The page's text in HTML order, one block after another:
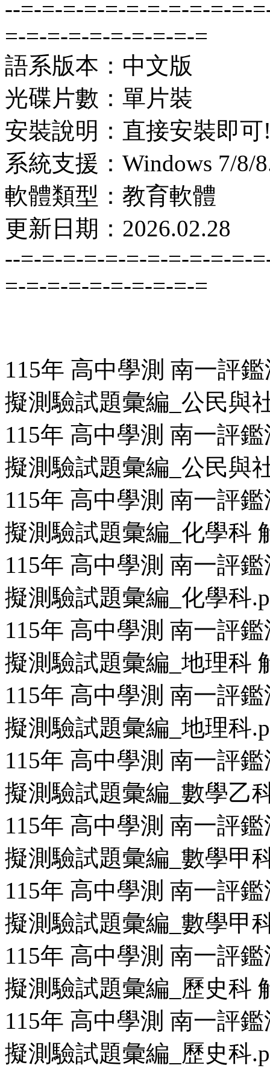
--=-=-=-=-=-=-=-=-=-=-=-
=-=-=-=-=-=-=-=-=-=
語系版本：中文版
光碟片數：單片裝
安裝說明：直接安裝即可
系統支援：Windows 7/8/
軟體類型：教育軟體
更新日期：2026.02.28
--=-=-=-=-=-=-=-=-=-=-=-
=-=-=-=-=-=-=-=-=-=
115年 高中學測 南一評
擬測驗試題彙編_公民與
115年 高中學測 南一評
擬測驗試題彙編_公民與
115年 高中學測 南一評
擬測驗試題彙編_化學科
115年 高中學測 南一評
擬測驗試題彙編_化學科
115年 高中學測 南一評
擬測驗試題彙編_地理科
115年 高中學測 南一評
擬測驗試題彙編_地理科
115年 高中學測 南一評
擬測驗試題彙編_數學乙
115年 高中學測 南一評
擬測驗試題彙編_數學甲
115年 高中學測 南一評
擬測驗試題彙編_數學甲
115年 高中學測 南一評
擬測驗試題彙編_歷史科
115年 高中學測 南一評
擬測驗試題彙編_歷史科